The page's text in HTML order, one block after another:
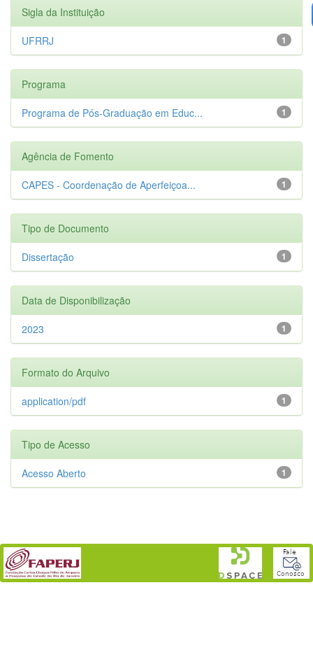
Sigla da Instituição
1
UFRRJ
Programa
1
Programa de Pós-Graduação em Educ...
Agência de Fomento
1
CAPES - Coordenação de Aperfeiçoa...
Tipo de Documento
1
Dissertação
Data de Disponibilização
1
2023
Formato do Arquivo
1
application/pdf
Tipo de Acesso
1
Acesso Aberto